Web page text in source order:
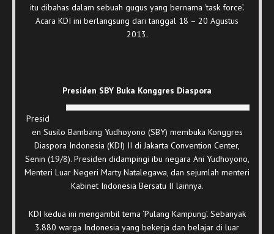
itu dibahas dalam sebuah gugus yang bernama ‘task force’.
Acara KDI ini berlangsung dari tanggal 18 – 20 Agustus
2013.
Presiden SBY Buka Konggres Diaspora
Presid
en Susilo Bambang Yudhoyono (SBY) membuka Konggres
Diaspora Indonesia (KDI) II di Jakarta Convention Center,
Senin (19/8). Presiden didampingi ibu negara Ani Yudhoyono,
Menteri Luar Negeri Marty Natalegawa, dan sejumlah menteri
Kabinet Indonesia Bersatu II lainnya.
KDI kedua ini mengambil tema ‘Pulang Kampung’. Sebanyak
3.880 warga Indonesia yang bekerja dan belajar di luar